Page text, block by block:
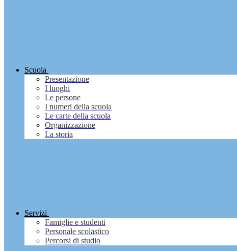
Scuola
Presentazione
I luoghi
Le persone
I numeri della scuola
Le carte della scuola
Organizzazione
La storia
Servizi
Famiglie e studenti
Personale scolastico
Percorsi di studio